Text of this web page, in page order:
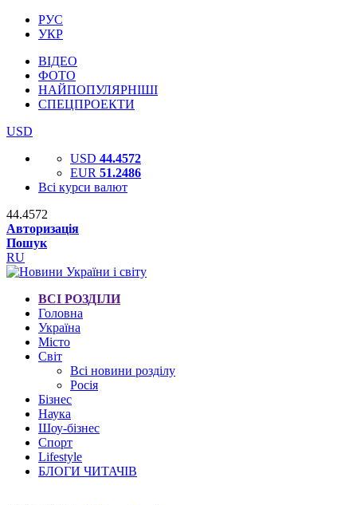
РУС
УКР
ВІДЕО
ФОТО
НАЙПОПУЛЯРНІШІ
СПЕЦПРОЕКТИ
USD
USD 44.4572
EUR 51.2486
Всі курси валют
44.4572
Авторизація
Пошук
RU
ВСІ РОЗДІЛИ
Головна
Україна
Місто
Світ
Всі новини розділу
Росія
Бізнес
Наука
Шоу-бізнес
Спорт
Lifestyle
БЛОГИ ЧИТАЧІВ